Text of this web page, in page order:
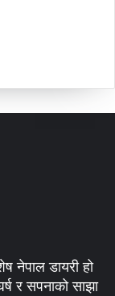
नेपाल डायरी हो
र सपनाको साझा